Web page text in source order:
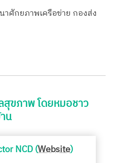
ศักยภาพเครือข่าย กองส่ง
สุขภาพ โดยหมอชาว
น
NCD (Website)